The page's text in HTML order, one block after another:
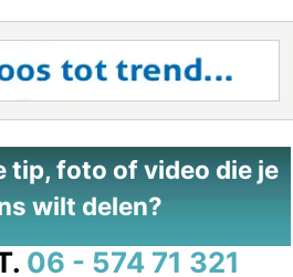
tip, foto of video die je
wilt delen?
06 - 574 71 321